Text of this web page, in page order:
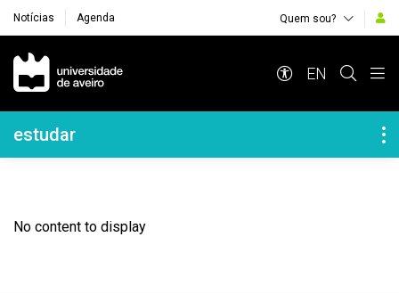
Notícias Agenda Quem sou?
Navegação Principal
EN
Navegação Lateral
estudar
No content to display